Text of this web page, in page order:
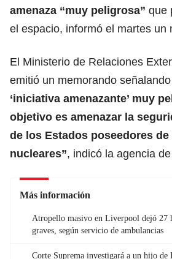
amenaza “muy peligrosa” que
el espacio, informó el martes un
El Ministerio de Relaciones
emitió un memorando
‘iniciativa amenazante’ muy
objetivo es amenazar la
de los Estados poseedores de
nucleares”, indicó la agencia
Más información
Atropello masivo en Liverpool dejó 27
graves, según servicio de ambulancias
Corte Suprema investigará a un hijo de